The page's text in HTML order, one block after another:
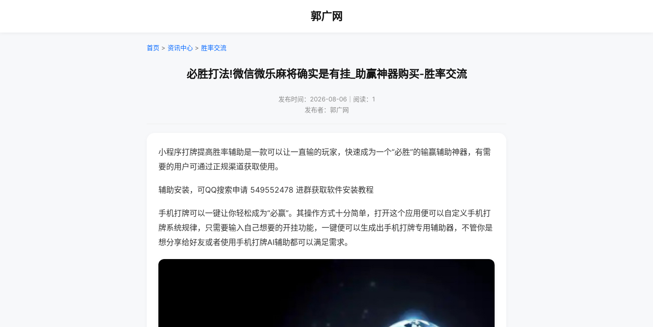
郭广网
首页 > 资讯中心 > 胜率交流
必胜打法!微信微乐麻将确实是有挂_助赢神器购买-胜率交流
发布时间：2026-08-06｜阅读：1
发布者：郭广网
小程序打牌提高胜率辅助是一款可以让一直输的玩家，快速成为一个“必胜”的输赢辅助神器，有需
要的用户可通过正规渠道获取使用。
辅助安装，可QQ搜索申请 549552478 进群获取软件安装教程
手机打牌可以一键让你轻松成为“必赢”。其操作方式十分简单，打开这个应用便可以自定义手机打
牌系统规律，只需要输入自己想要的开挂功能，一键便可以生成出手机打牌专用辅助器，不管你是
想分享给好友或者使用手机打牌AI辅助都可以满足需求。